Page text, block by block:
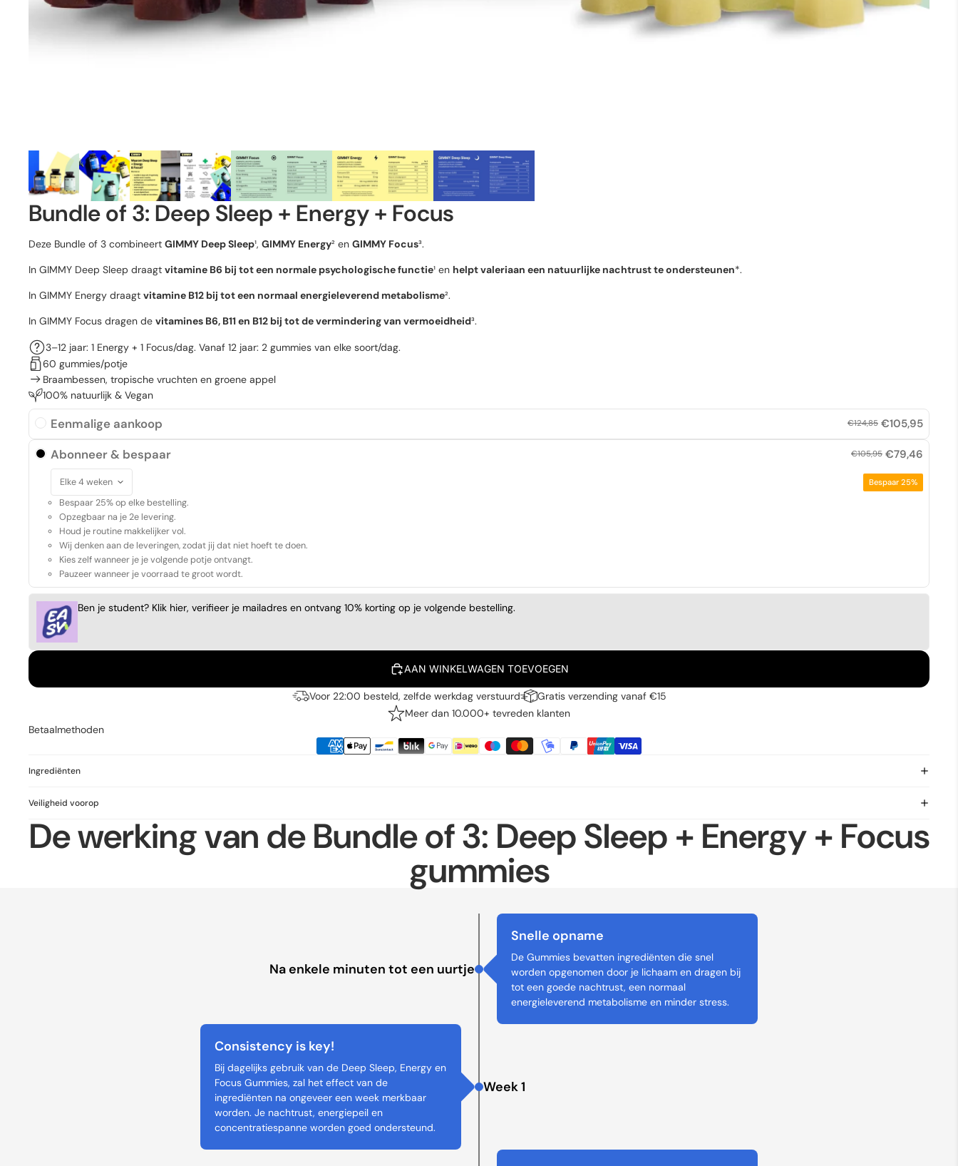
Bundle of 3: Deep Sleep + Energy + Focus
Deze Bundle of 3 combineert GIMMY Deep Sleep¹, GIMMY Energy² en GIMMY Focus³.
In GIMMY Deep Sleep draagt vitamine B6 bij tot een normale psychologische functie¹ en helpt valeriaan een natuurlijke nachtrust te ondersteunen*.
In GIMMY Energy draagt vitamine B12 bij tot een normaal energieleverend metabolisme².
In GIMMY Focus dragen de vitamines B6, B11 en B12 bij tot de vermindering van vermoeidheid³.
3–12 jaar: 1 Energy + 1 Focus/dag. Vanaf 12 jaar: 2 gummies van elke soort/dag.
60 gummies/potje
Braambessen, tropische vruchten en groene appel
100% natuurlijk & Vegan
Eenmalige aankoop €124,85 €105,95
Abonneer & bespaar €105,95 €79,46
Bespaar 25%
Bespaar 25% op elke bestelling.
Opzegbaar na je 2e levering.
Houd je routine makkelijker vol.
Wij denken aan de leveringen, zodat jij dat niet hoeft te doen.
Kies zelf wanneer je je volgende potje ontvangt.
Pauzeer wanneer je voorraad te groot wordt.
Ben je student? Klik hier, verifieer je mailadres en ontvang 10% korting op je volgende bestelling.
AAN WINKELWAGEN TOEVOEGEN
Voor 22:00 besteld, zelfde werkdag verstuurd
Gratis verzending vanaf €15
Meer dan 10.000+ tevreden klanten
Betaalmethoden
Ingrediënten
Veiligheid voorop
De werking van de Bundle of 3: Deep Sleep + Energy + Focus
gummies
Na enkele minuten tot een uurtje
Snelle opname
De Gummies bevatten ingrediënten die snel
worden opgenomen door je lichaam en dragen bij
tot een goede nachtrust, een normaal
energieleverend metabolisme en minder stress.
Week 1
Consistency is key!
Bij dagelijks gebruik van de Deep Sleep, Energy en
Focus Gummies, zal het effect van de
ingrediënten na ongeveer een week merkbaar
worden. Je nachtrust, energiepeil en
concentratiespanne worden goed ondersteund.